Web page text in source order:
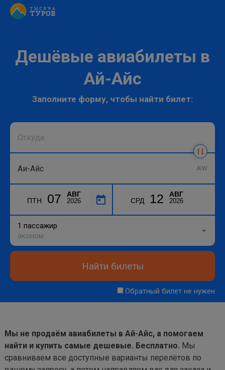
Дешёвые авиабилеты в
Ай-Айс
Заполните форму, чтобы найти билет:
AIW
ПТН 07 АВГ
2026 СРД 12 АВГ
2026
1 пассажир
эконом
Найти билеты
Обратный билет не нужен
Мы не продаём авиабилеты в Ай-Айс, а помогаем
найти и купить самые дешевые. Бесплатно. Мы
сравниваем все доступные варианты перелётов по